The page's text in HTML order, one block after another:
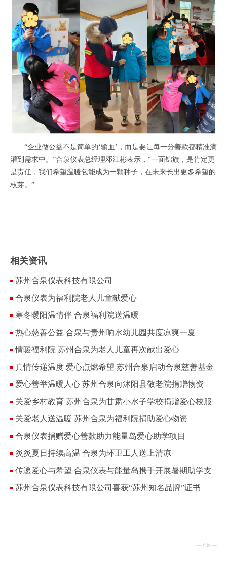
“企业做公益不是简单的‘输血’，而是要让每一分善款都精准滴
灌到需求中。”合泉仪表总经理邓江彬表示，“一面锦旗，是肯定更
是责任，我们希望温暖包能成为一颗种子，在未来长出更多希望的
枝芽。”
相关资讯
苏州合泉仪表科技有限公司
合泉仪表为福利院老人儿童献爱心
寒冬暖阳温情伴 合泉福利院送温暖
热心慈善公益 合泉与贵州响水幼儿园共度凉爽一夏
情暖福利院 苏州合泉为老人儿童再次献出爱心
真情传递温度 爱心点燃希望 苏州合泉启动合泉慈善基金
爱心善举温暖人心 苏州合泉向沭阳县敬老院捐赠物资
关爱乡村教育 苏州合泉为甘肃小水子学校捐赠爱心校服
关爱老人送温暖 苏州合泉为福利院捐助爱心物资
合泉仪表捐赠爱心善款助力能量岛爱心助学项目
炎炎夏日持续高温 合泉为环卫工人送上清凉
传递爱心与希望 合泉仪表与能量岛携手开展暑期助学支
教活动
苏州合泉仪表科技有限公司喜获“苏州知名品牌”证书